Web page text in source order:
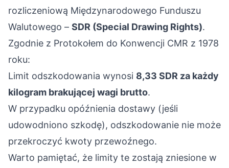
rozliczeniową Międzynarodowego Funduszu
Walutowego – SDR (Special Drawing Rights).
Zgodnie z Protokołem do Konwencji CMR z 1978
roku:
Limit odszkodowania wynosi 8,33 SDR za każdy
kilogram brakującej wagi brutto.
W przypadku opóźnienia dostawy (jeśli
udowodniono szkodę), odszkodowanie nie może
przekroczyć kwoty przewoźnego.
Warto pamiętać, że limity te zostają zniesione w